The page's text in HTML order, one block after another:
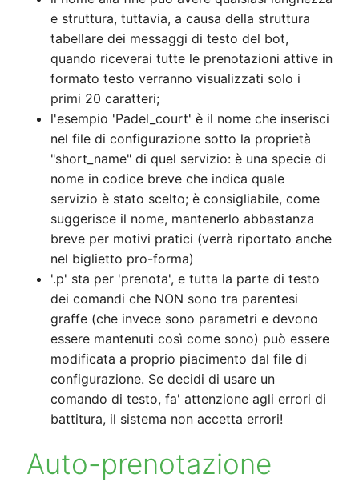
e struttura, tuttavia, a causa della struttura
tabellare dei messaggi di testo del bot,
quando riceverai tutte le prenotazioni attive in
formato testo verranno visualizzati solo i
primi 20 caratteri;
l'esempio 'Padel_court' è il nome che inserisci
nel file di configurazione sotto la proprietà
"short_name" di quel servizio: è una specie di
nome in codice breve che indica quale
servizio è stato scelto; è consigliabile, come
suggerisce il nome, mantenerlo abbastanza
breve per motivi pratici (verrà riportato anche
nel biglietto pro-forma)
'.p' sta per 'prenota', e tutta la parte di testo
dei comandi che NON sono tra parentesi
graffe (che invece sono parametri e devono
essere mantenuti così come sono) può essere
modificata a proprio piacimento dal file di
configurazione. Se decidi di usare un
comando di testo, fa' attenzione agli errori di
battitura, il sistema non accetta errori!
Auto-prenotazione